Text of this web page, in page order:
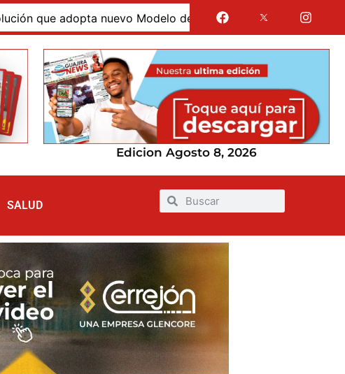
adopta nuevo Modelo de Atención Integral en La Guajira
Edicion Agosto 8, 2026
SALUD